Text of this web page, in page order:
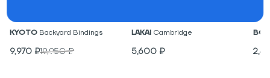
Крепления для вейкборда
KYOTO Backyard Bindings
9,970 ₽19,950₽
LAKAI Cambridge
5,600 ₽